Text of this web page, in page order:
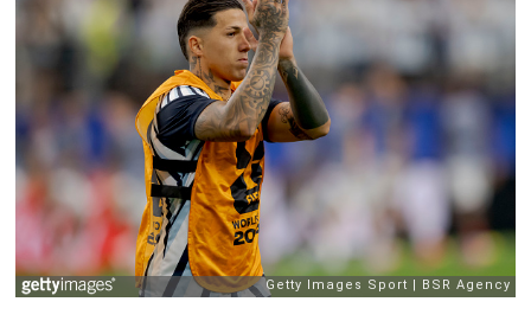
UA
Categories
Главная
Новости футбола
Видео
Трансферы
Новости футбола Украины
Последние комментарии
Конкурс прогнозов